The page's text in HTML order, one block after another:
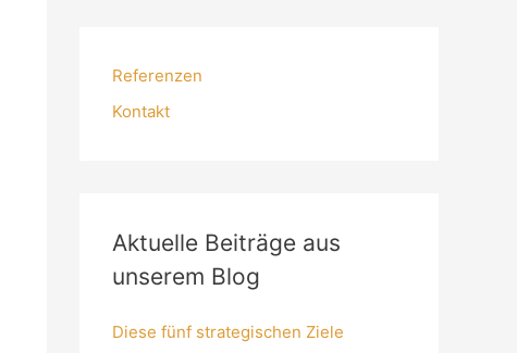
Referenzen
Kontakt
Aktuelle Beiträge aus
unserem Blog
Diese fünf strategischen Ziele